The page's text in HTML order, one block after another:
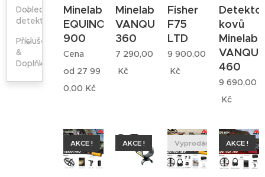
Dohledávací
detektory
Příslušenství
&
Doplňky
Minelab
EQUINOX
900
Cena
od 27 99
0,00 Kč
Minelab
VANQUISH
360
7 290,00
Kč
Fisher
F75
LTD
9 900,00
Kč
kovů
Minelab
460
9 690,00
Kč
AKCE ! AKCE ! Vyprodáno AKCE !